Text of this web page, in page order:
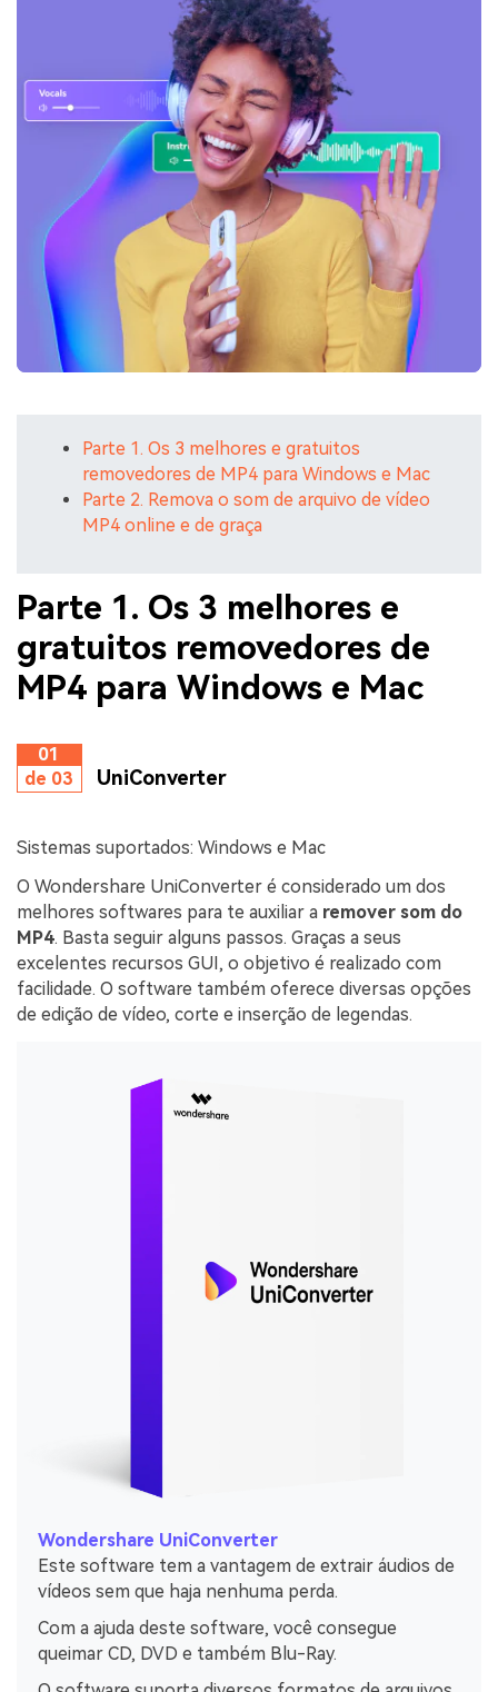
Parte 1. Os 3 melhores e gratuitos
removedores de MP4 para Windows e Mac
Parte 2. Remova o som de arquivo de vídeo
MP4 online e de graça
Parte 1. Os 3 melhores e
gratuitos removedores de
MP4 para Windows e Mac
01
de 03
UniConverter
Sistemas suportados: Windows e Mac
O Wondershare UniConverter é considerado um dos
melhores softwares para te auxiliar a remover som do
MP4. Basta seguir alguns passos. Graças a seus
excelentes recursos GUI, o objetivo é realizado com
facilidade. O software também oferece diversas opções
de edição de vídeo, corte e inserção de legendas.
Wondershare UniConverter
Este software tem a vantagem de extrair áudios de
vídeos sem que haja nenhuma perda.
Com a ajuda deste software, você consegue
queimar CD, DVD e também Blu-Ray.